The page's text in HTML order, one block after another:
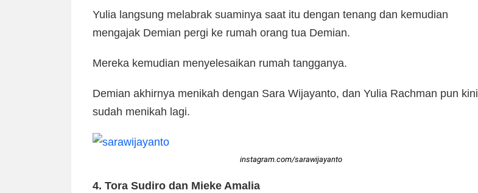
Yulia langsung melabrak suaminya saat itu dengan tenang dan kemudian
mengajak Demian pergi ke rumah orang tua Demian.
Mereka kemudian menyelesaikan rumah tangganya.
Demian akhirnya menikah dengan Sara Wijayanto, dan Yulia Rachman pun kini
sudah menikah lagi.
instagram.com/sarawijayanto
4. Tora Sudiro dan Mieke Amalia